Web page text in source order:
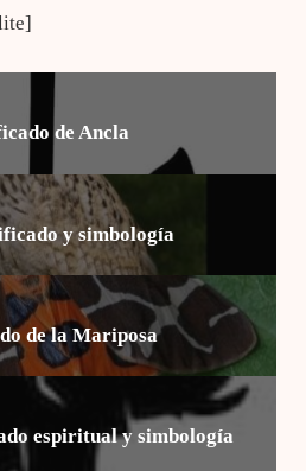
de Ancla
y simbología
de la Mariposa
espiritual y simbología